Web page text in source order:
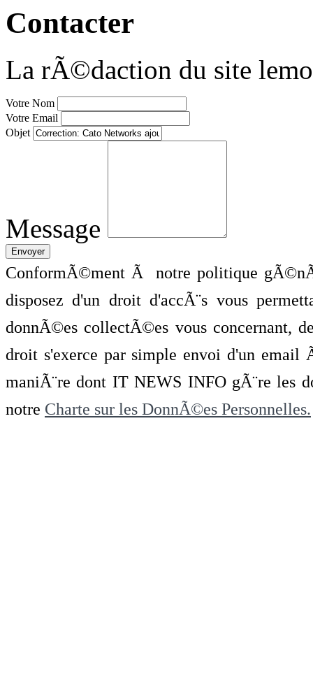
Contacter
La rÃ©daction du site
Votre Nom
Votre Email
Objet
Message
ConformÃ©ment Ã notre politique
disposez d'un droit d'accÃ¨s vous
donnÃ©es collectÃ©es vous concernant,
droit s'exerce par simple envoi d'un
maniÃ¨re dont IT NEWS INFO gÃ¨re les
notre Charte sur les DonnÃ©es Personnelles.